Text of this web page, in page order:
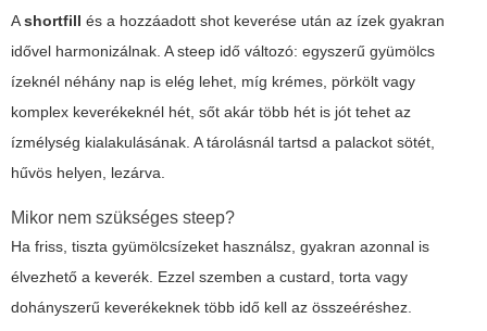
Ashortfill és a hozzáadott shot keverése után az ízek gyakran
idővel harmonizálnak. A steep idő változó: egyszerű gyümölcs
ízeknél néhány nap is elég lehet, míg krémes, pörkölt vagy
komplex keverékeknél hét, sőt akár több hét is jót tehet az
ízmélység kialakulásának. A tárolásnál tartsd a palackot sötét,
hűvös helyen, lezárva.
Mikor nem szükséges steep?
Ha friss, tiszta gyümölcsízeket használsz, gyakran azonnal is
élvezhető a keverék. Ezzel szemben a custard, torta vagy
dohányszerű keverékeknek több idő kell az összeéréshez.